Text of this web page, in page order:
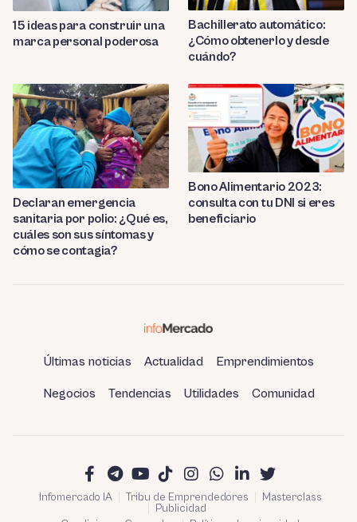
15 ideas para construir una
marca personal poderosa
Bachillerato automático:
¿Cómo obtenerlo y desde
cuándo?
Declaran emergencia
sanitaria por polio: ¿Qué es,
cuáles son sus síntomas y
cómo se contagia?
Bono Alimentario 2023:
consulta con tu DNI si eres
beneficiario
Últimas noticias Actualidad Emprendimientos
Negocios Tendencias Utilidades Comunidad
Infomercado IA Tribu de Emprendedores
Masterclass
Publicidad